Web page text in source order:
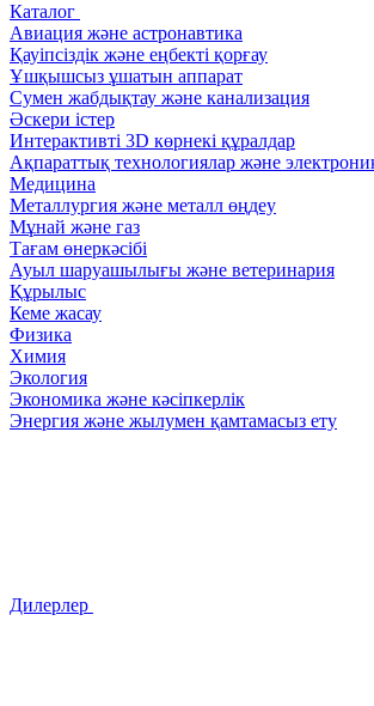
Каталог
Авиация және астронавтика
Қауіпсіздік және еңбекті қорғау
Ұшқышсыз ұшатын аппарат
Сумен жабдықтау және канализация
Әскери істер
Интерактивті 3D көрнекі құралдар
Ақпараттық технологиялар және
Медицина
Металлургия және металл өңдеу
Мұнай және газ
Тағам өнеркәсібі
Ауыл шаруашылығы және ветеринария
Құрылыс
Кеме жасау
Физика
Химия
Экология
Экономика және кәсіпкерлік
Энергия және жылумен қамтамасыз ету
Дилерлер